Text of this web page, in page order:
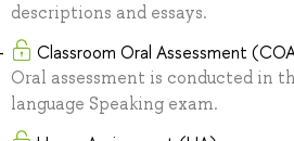
descriptions and essays.
Classroom Oral Assessment
Oral assessment is conducted in
language Speaking exam.